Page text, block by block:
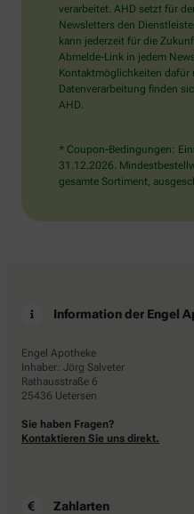
bitte
das
Haus.
verarbeitet. AHD setzt für
Newsletters den
kann jederzeit für die
Abmelde-Link in jedem
Kontaktmöglichkeiten dafür
Datenverarbeitung finden
AHD.
* Coupon-Bedingungen:
31.12.2026.
gesamte Sortiment,
Information der Engel
Engel Apotheke
Inhaber: Jörg Salveter
Rathausstraße 6
25436 Uetersen
Sie haben Fragen?
Kontaktieren Sie uns direkt.
Zahlarten